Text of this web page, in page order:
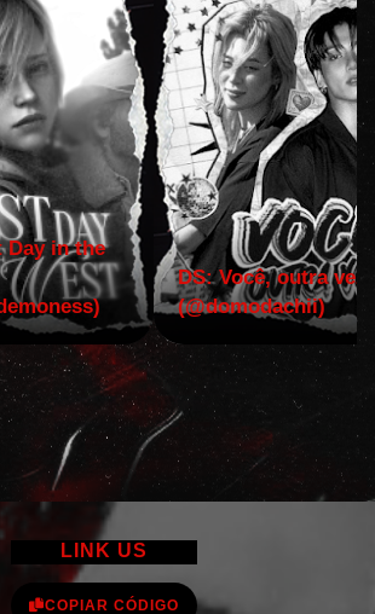
Day in the
DS: Você, outra vez!
(@domodachii)
LINK US
COPIAR CÓDIGO